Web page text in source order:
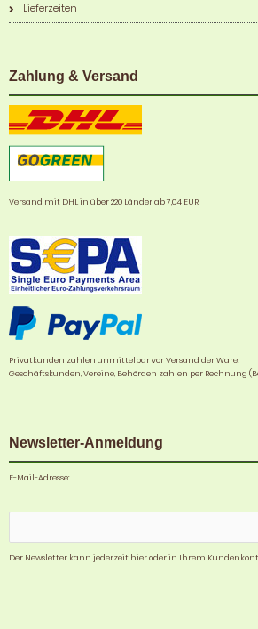
Lieferzeiten
Zahlung & Versand
Versand mit DHL in über 220 Länder ab 7,04 EUR
Privatkunden zahlen unmittelbar vor Versand der Ware.
Geschäftskunden, Vereine, Behörden zahlen per Rechnung
Newsletter-Anmeldung
E-Mail-Adresse:
Der Newsletter kann jederzeit hier oder in Ihrem